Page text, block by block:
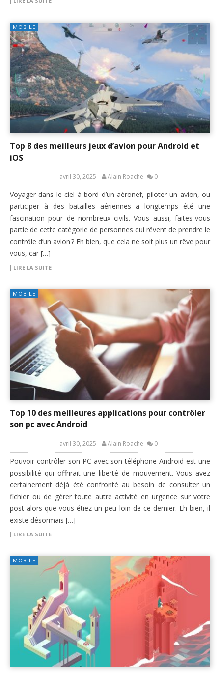
MOBILE
Top 8 des meilleurs jeux d’avion pour Android et
iOS
avril 30, 2025 Alain Roache 0
Voyager dans le ciel à bord d’un aéronef, piloter un avion, ou
participer à des batailles aériennes a longtemps été une
fascination pour de nombreux civils. Vous aussi, faites-vous
partie de cette catégorie de personnes qui rêvent de prendre le
contrôle d’un avion ? Eh bien, que cela ne soit plus un rêve pour
vous, car […]
LIRE LA SUITE
MOBILE
Top 10 des meilleures applications pour contrôler
son pc avec Android
avril 30, 2025 Alain Roache 0
Pouvoir contrôler son PC avec son téléphone Android est une
possibilité qui offrirait une liberté de mouvement. Vous avez
certainement déjà été confronté au besoin de consulter un
fichier ou de gérer toute autre activité en urgence sur votre
post alors que vous étiez un peu loin de ce dernier. Eh bien, il
existe désormais […]
LIRE LA SUITE
MOBILE